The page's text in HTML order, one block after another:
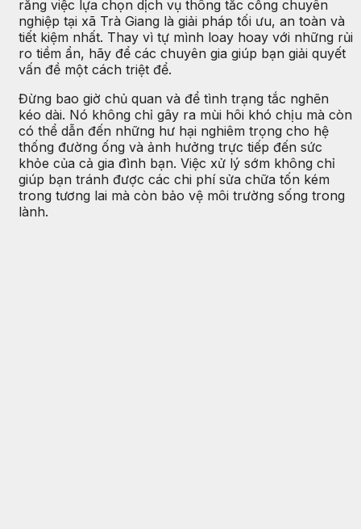
rằng việc lựa chọn dịch vụ thông tắc cống chuyên
nghiệp tại xã Trà Giang là giải pháp tối ưu, an toàn và
tiết kiệm nhất. Thay vì tự mình loay hoay với những rủi
ro tiềm ẩn, hãy để các chuyên gia giúp bạn giải quyết
vấn đề một cách triệt để.
Đừng bao giờ chủ quan và để tình trạng tắc nghẽn
kéo dài. Nó không chỉ gây ra mùi hôi khó chịu mà còn
có thể dẫn đến những hư hại nghiêm trọng cho hệ
thống đường ống và ảnh hưởng trực tiếp đến sức
khỏe của cả gia đình bạn. Việc xử lý sớm không chỉ
giúp bạn tránh được các chi phí sửa chữa tốn kém
trong tương lai mà còn bảo vệ môi trường sống trong
lành.